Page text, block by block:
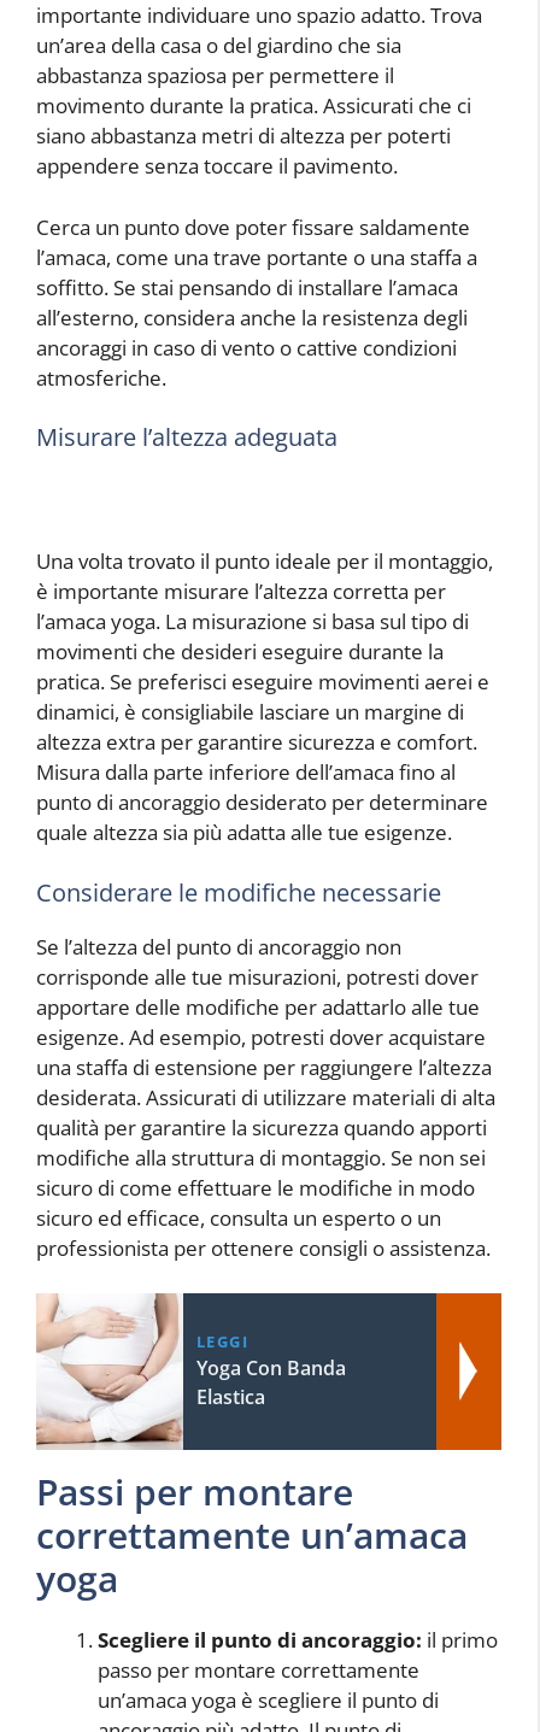
importante individuare uno spazio adatto. Trova
un’area della casa o del giardino che sia
abbastanza spaziosa per permettere il
movimento durante la pratica. Assicurati che ci
siano abbastanza metri di altezza per poterti
appendere senza toccare il pavimento.
Cerca un punto dove poter fissare saldamente
l’amaca, come una trave portante o una staffa a
soffitto. Se stai pensando di installare l’amaca
all’esterno, considera anche la resistenza degli
ancoraggi in caso di vento o cattive condizioni
atmosferiche.
Misurare l’altezza adeguata
Una volta trovato il punto ideale per il montaggio,
è importante misurare l’altezza corretta per
l’amaca yoga. La misurazione si basa sul tipo di
movimenti che desideri eseguire durante la
pratica. Se preferisci eseguire movimenti aerei e
dinamici, è consigliabile lasciare un margine di
altezza extra per garantire sicurezza e comfort.
Misura dalla parte inferiore dell’amaca fino al
punto di ancoraggio desiderato per determinare
quale altezza sia più adatta alle tue esigenze.
Considerare le modifiche necessarie
Se l’altezza del punto di ancoraggio non
corrisponde alle tue misurazioni, potresti dover
apportare delle modifiche per adattarlo alle tue
esigenze. Ad esempio, potresti dover acquistare
una staffa di estensione per raggiungere l’altezza
desiderata. Assicurati di utilizzare materiali di alta
qualità per garantire la sicurezza quando apporti
modifiche alla struttura di montaggio. Se non sei
sicuro di come effettuare le modifiche in modo
sicuro ed efficace, consulta un esperto o un
professionista per ottenere consigli o assistenza.
LEGGI
Yoga Con Banda
Elastica
Passi per montare
correttamente un’amaca
yoga
Scegliere il punto di ancoraggio: il primo
passo per montare correttamente
un’amaca yoga è scegliere il punto di